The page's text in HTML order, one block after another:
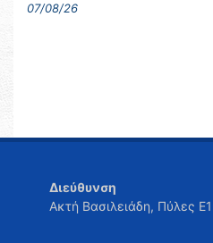
07/08/26
Διεύθυνση
Ακτή Βασιλειάδη, Πύλες